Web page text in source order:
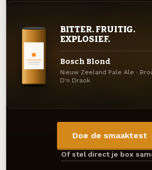
BITTER. FRUITIG.
EXPLOSIEF.
Bosch Blond
Nieuw Zeeland Pale Ale ·
D'n Draok
Doe de smaaktest
Of stel direct je box